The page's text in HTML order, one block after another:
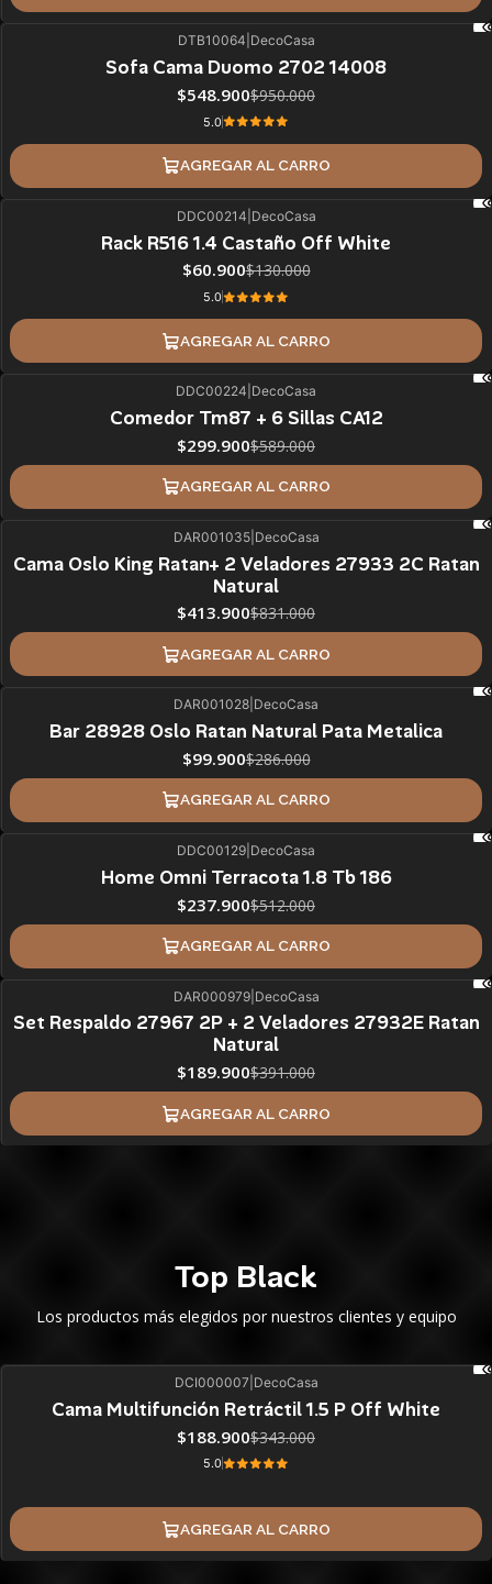
DTB10064 DecoCasa
Sofa Cama Duomo 2702 14008
$548.900$950.000
5.0
AGREGAR AL CARRO
DDC00214 DecoCasa
Rack R516 1.4 Castaño Off White
$60.900$130.000
5.0
AGREGAR AL CARRO
DDC00224 DecoCasa
Comedor Tm87 + 6 Sillas CA12
$299.900$589.000
AGREGAR AL CARRO
DAR001035| DecoCasa
Cama Oslo King Ratan+ 2 Veladores 27933 2C Ratan
Natural
$413.900$831.000
AGREGAR AL CARRO
DAR001028 DecoCasa
Bar 28928 Oslo Ratan Natural Pata Metalica
$99.900$286.000
AGREGAR AL CARRO
DDC00129 DecoCasa
Home Omni Terracota 1.8 Tb 186
$237.900$512.000
AGREGAR AL CARRO
DAR000979| DecoCasa
Set Respaldo 27967 2P + 2 Veladores 27932E Ratan
Natural
$189.900$391.000
AGREGAR AL CARRO
Top Black
Los productos más elegidos por nuestros clientes y equipo
DCI000007 DecoCasa
Cama Multifunción Retráctil 1.5 P Off White
$188.900$343.000
5.0
AGREGAR AL CARRO